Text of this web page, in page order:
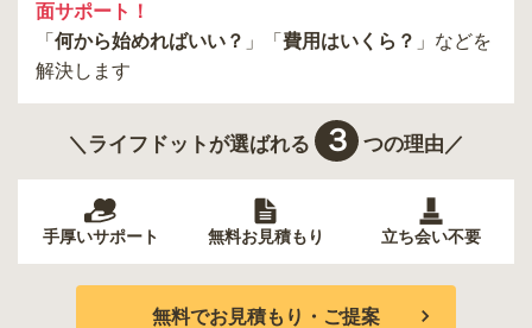
面サポート！
「 何から始めればいい？ 」「 費用はいくら？ 」などを
解決します
＼ライフドットが選ばれる ３ つの理由／
手厚いサポート 無料お見積もり 立ち会い不要
無料でお見積もり・ご提案